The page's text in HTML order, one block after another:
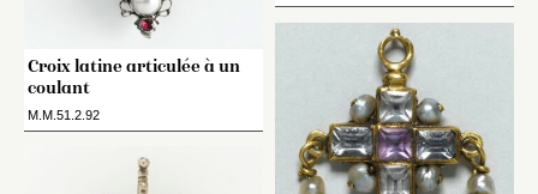
Croix latine articulée à un
coulant
M.M.51.2.92